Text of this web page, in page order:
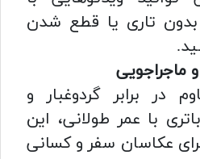
تاری یا قطع شدن
ماجراجویی
در برابر گردوغبار و
با عمر طولانی، این
عکاسان سفر و کسانی